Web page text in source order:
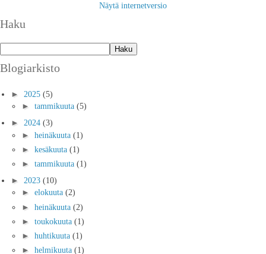
Näytä internetversio
Haku
Blogiarkisto
► 2025 (5)
► tammikuuta (5)
► 2024 (3)
► heinäkuuta (1)
► kesäkuuta (1)
► tammikuuta (1)
► 2023 (10)
► elokuuta (2)
► heinäkuuta (2)
► toukokuuta (1)
► huhtikuuta (1)
► helmikuuta (1)